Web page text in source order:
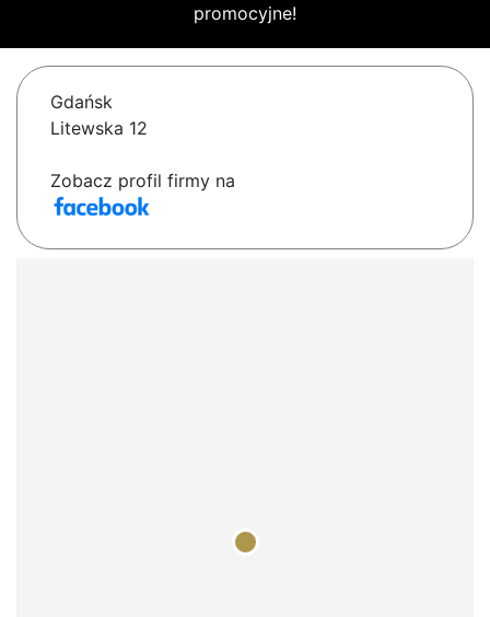
promocyjne!
Gdańsk
Litewska 12
Zobacz profil firmy na